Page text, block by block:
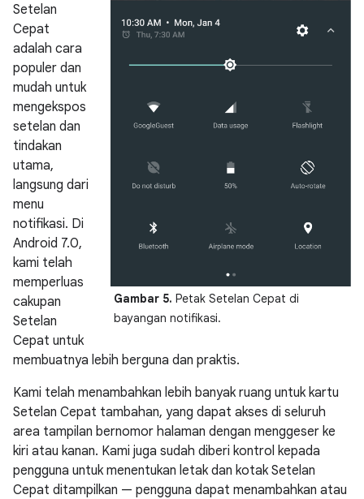
Gambar 5. Petak Setelan Cepat di
bayangan notifikasi.
Setelan
Cepat
adalah cara
populer dan
mudah untuk
mengekspos
setelan dan
tindakan
utama,
langsung dari
menu
notifikasi. Di
Android 7.0,
kami telah
memperluas
cakupan
Setelan
Cepat untuk
membuatnya lebih berguna dan praktis.
Kami telah menambahkan lebih banyak ruang untuk kartu
Setelan Cepat tambahan, yang dapat akses di seluruh
area tampilan bernomor halaman dengan menggeser ke
kiri atau kanan. Kami juga sudah diberi kontrol kepada
pengguna untuk menentukan letak dan kotak Setelan
Cepat ditampilkan — pengguna dapat menambahkan atau